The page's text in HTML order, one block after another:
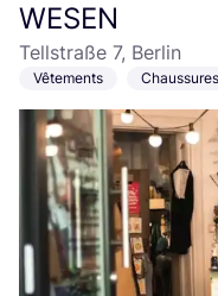
WESEN
Tellstraße 7, Berlin
Vêtements Chaussures